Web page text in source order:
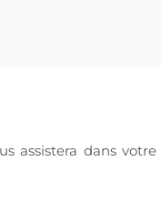
assistera dans